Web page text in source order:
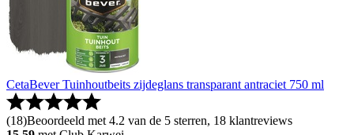
CetaBever Tuinhoutbeits zijdeglans transparant antraciet 750 ml
(18)Beoordeeld met 4.2 van de 5 sterren, 18 klantreviews